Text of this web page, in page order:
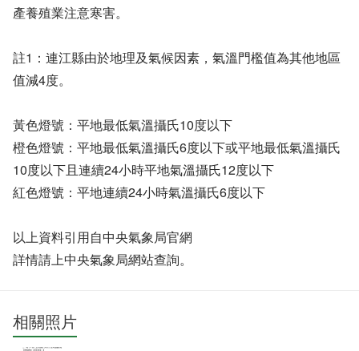
產養殖業注意寒害。
註1：連江縣由於地理及氣候因素，氣溫門檻值為其他地區
值減4度。
黃色燈號：平地最低氣溫攝氏10度以下
橙色燈號：平地最低氣溫攝氏6度以下或平地最低氣溫攝氏
10度以下且連續24小時平地氣溫攝氏12度以下
紅色燈號：平地連續24小時氣溫攝氏6度以下
以上資料引用自中央氣象局官網
詳情請上中央氣象局網站查詢。
相關照片